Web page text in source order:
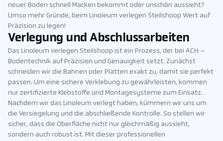
neuer Boden schnell Macken bekommt oder unschön aussieht?
Umso mehr Gründe, beim Linoleum verlegen Steilshoop Wert auf
Präzision zu legen!
Verlegung und Abschlussarbeiten
Das Linoleum verlegen Steilshoop ist ein Prozess, der bei ACH –
Bodentechnik auf Präzision und Genauigkeit setzt. Zunächst
schneiden wir die Bahnen oder Platten exakt zu, damit sie perfekt
passen. Um eine sichere Verklebung zu gewährleisten, kommen
nur zertifizierte Klebstoffe und Montagesysteme zum Einsatz.
Nachdem wir das Linoleum verlegt haben, kümmern wir uns um
die Versiegelung und die abschließende Kontrolle. So stellen wir
sicher, dass die Oberfläche nicht nur gleichmäßig aussieht,
sondern auch robust ist. Mit dieser professionellen